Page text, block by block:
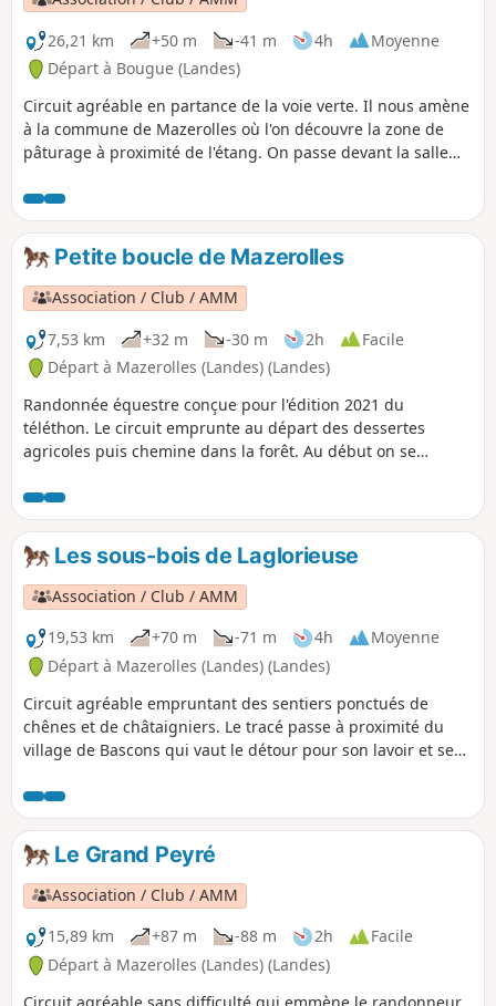
26,21 km
+50 m -41 m 4h
Moyenne
Départ à Bougue (Landes)
Circuit agréable en partance de la voie verte. Il nous amène
à la commune de Mazerolles où l'on découvre la zone de
pâturage à proximité de l'étang. On passe devant la salle
retrouve les champs et les passages boisés. Après quelques
kilomètres on arrive à Bretagne de Marsan avec un passage
agréable dans le Cézaron puis une vue magnifique sur le
lac. Après avoir emprunté le chemin du curé on se dirige
vers le circuit du retour.
Petite boucle de Mazerolles
Association / Club / AMM
7,53 km
+32 m -30 m 2h
Facile
Départ à Mazerolles (Landes) (Landes)
Randonnée équestre conçue pour l'édition 2021 du
téléthon. Le circuit emprunte au départ des dessertes
agricoles puis chemine dans la forêt. Au début on se
ensuite on traverse la pinède.
Les sous-bois de Laglorieuse
Association / Club / AMM
19,53 km
+70 m -71 m 4h
Moyenne
Départ à Mazerolles (Landes) (Landes)
Circuit agréable empruntant des sentiers ponctués de
chênes et de châtaigniers. Le tracé passe à proximité du
village de Bascons qui vaut le détour pour son lavoir et ses
laisser tenter la visite de la Chapelle Notre-Dame de la
Course Landaise et par une halte à l'observatoire de
l'avifaune.
Le Grand Peyré
Association / Club / AMM
15,89 km
+87 m -88 m 2h
Facile
Départ à Mazerolles (Landes) (Landes)